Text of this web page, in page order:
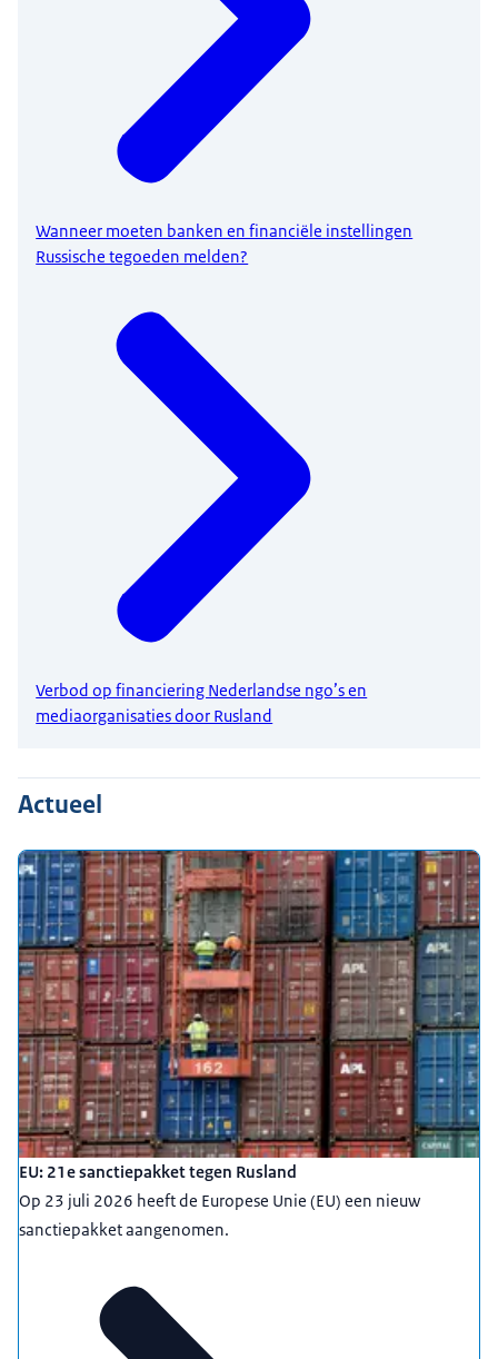
Wanneer moeten banken en financiële instellingen
Russische tegoeden melden?
Verbod op financiering Nederlandse ngo’s en
mediaorganisaties door Rusland
Actueel
EU: 21e sanctiepakket tegen Rusland
Op 23 juli 2026 heeft de Europese Unie (EU) een nieuw
sanctiepakket aangenomen.